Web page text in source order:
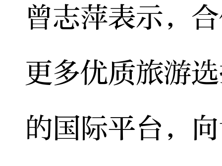
曾志萍表示，
更多优质旅游
的国际平台，